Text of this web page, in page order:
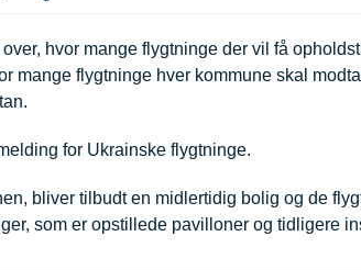
hvor mange flygtninge der vil få
mange flygtninge hver kommune skal
for Ukrainske flygtninge.
bliver tilbudt en midlertidig bolig og de
som er opstillede pavilloner og tidligere